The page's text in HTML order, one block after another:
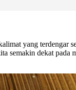
yang terdengar
semakin dekat pada